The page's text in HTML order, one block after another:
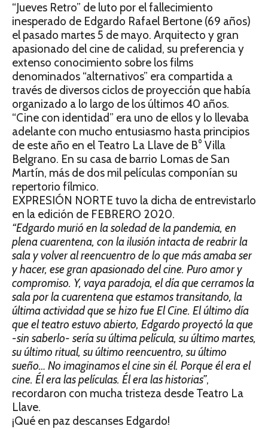
“Jueves Retro” de luto por el fallecimiento
inesperado de Edgardo Rafael Bertone (69 años)
el pasado martes 5 de mayo. Arquitecto y gran
apasionado del cine de calidad, su preferencia y
extenso conocimiento sobre los films
denominados “alternativos” era compartida a
través de diversos ciclos de proyección que había
organizado a lo largo de los últimos 40 años.
“Cine con identidad” era uno de ellos y lo llevaba
adelante con mucho entusiasmo hasta principios
de este año en el Teatro La Llave de B° Villa
Belgrano. En su casa de barrio Lomas de San
Martín, más de dos mil películas componían su
repertorio fílmico.
EXPRESIÓN NORTE tuvo la dicha de entrevistarlo
en la edición de FEBRERO 2020.
“Edgardo murió en la soledad de la pandemia, en
plena cuarentena, con la ilusión intacta de reabrir la
sala y volver al reencuentro de lo que más amaba ser
y hacer, ese gran apasionado del cine. Puro amor y
compromiso. Y, vaya paradoja, el día que cerramos la
sala por la cuarentena que estamos transitando, la
última actividad que se hizo fue El Cine. El último día
que el teatro estuvo abierto, Edgardo proyectó la que
-sin saberlo- sería su última película, su último martes,
su último ritual, su último reencuentro, su último
sueño… No imaginamos el cine sin él. Porque él era el
cine. Él era las películas. Él era las historias”,
recordaron con mucha tristeza desde Teatro La
Llave.
¡Qué en paz descanses Edgardo!